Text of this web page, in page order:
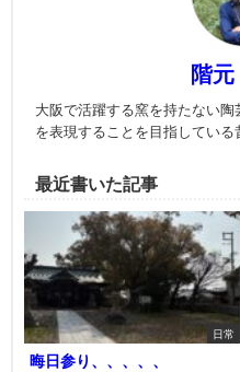
階
大阪で活躍する窯を持たない
を表現することを目指している
最近書いた記事
日常
晦日参り、、、、、